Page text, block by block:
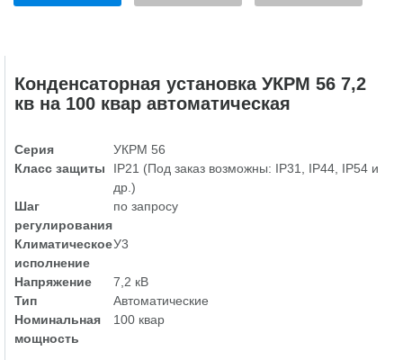
Конденсаторная установка УКРМ 56 7,2
кв на 100 квар автоматическая
Серия
УКРМ 56
Класс защиты
IP21 (Под заказ возможны: IP31, IP44, IP54 и
др.)
Шаг
регулирования
по запросу
Климатическое
исполнение
У3
Напряжение
7,2 кВ
Тип
Автоматические
Номинальная
мощность
100 квар